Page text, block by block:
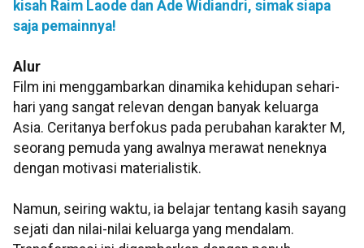
kisah Raim Laode dan Ade Widiandri, simak siapa
saja pemainnya!
Alur
Film ini menggambarkan dinamika kehidupan sehari-
hari yang sangat relevan dengan banyak keluarga
Asia. Ceritanya berfokus pada perubahan karakter M,
seorang pemuda yang awalnya merawat neneknya
dengan motivasi materialistik.
Namun, seiring waktu, ia belajar tentang kasih sayang
sejati dan nilai-nilai keluarga yang mendalam.